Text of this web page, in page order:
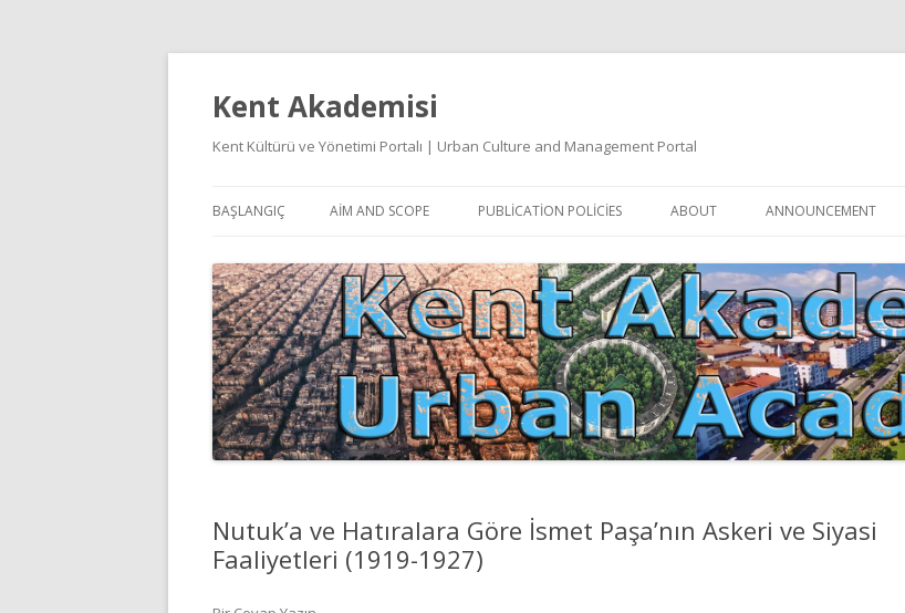
Kent Akademisi
Kent Kültürü ve Yönetimi Portalı | Urban Culture and Management Portal
atla
BAŞLANGIÇ AIM AND SCOPE PUBLICATION POLICIES
DOCUMENTATION
YAZIM KURALLARI
SÜREÇ REHBERI | PROCESS GUIDE
ETIK İLKELER | ETHICAL RULES
ABOUT
EDITORIAL BOARD
ETIK KURUL | ETHICAL BOARDS
İNDEKSLER
JOURNAL HISTORY | DERGI
TARIHÇESI
ANNOUNCEMENT
Nutuk’a ve Hatıralara Göre İsmet Paşa’nın Askeri ve Siyasi
Faaliyetleri (1919-1927)